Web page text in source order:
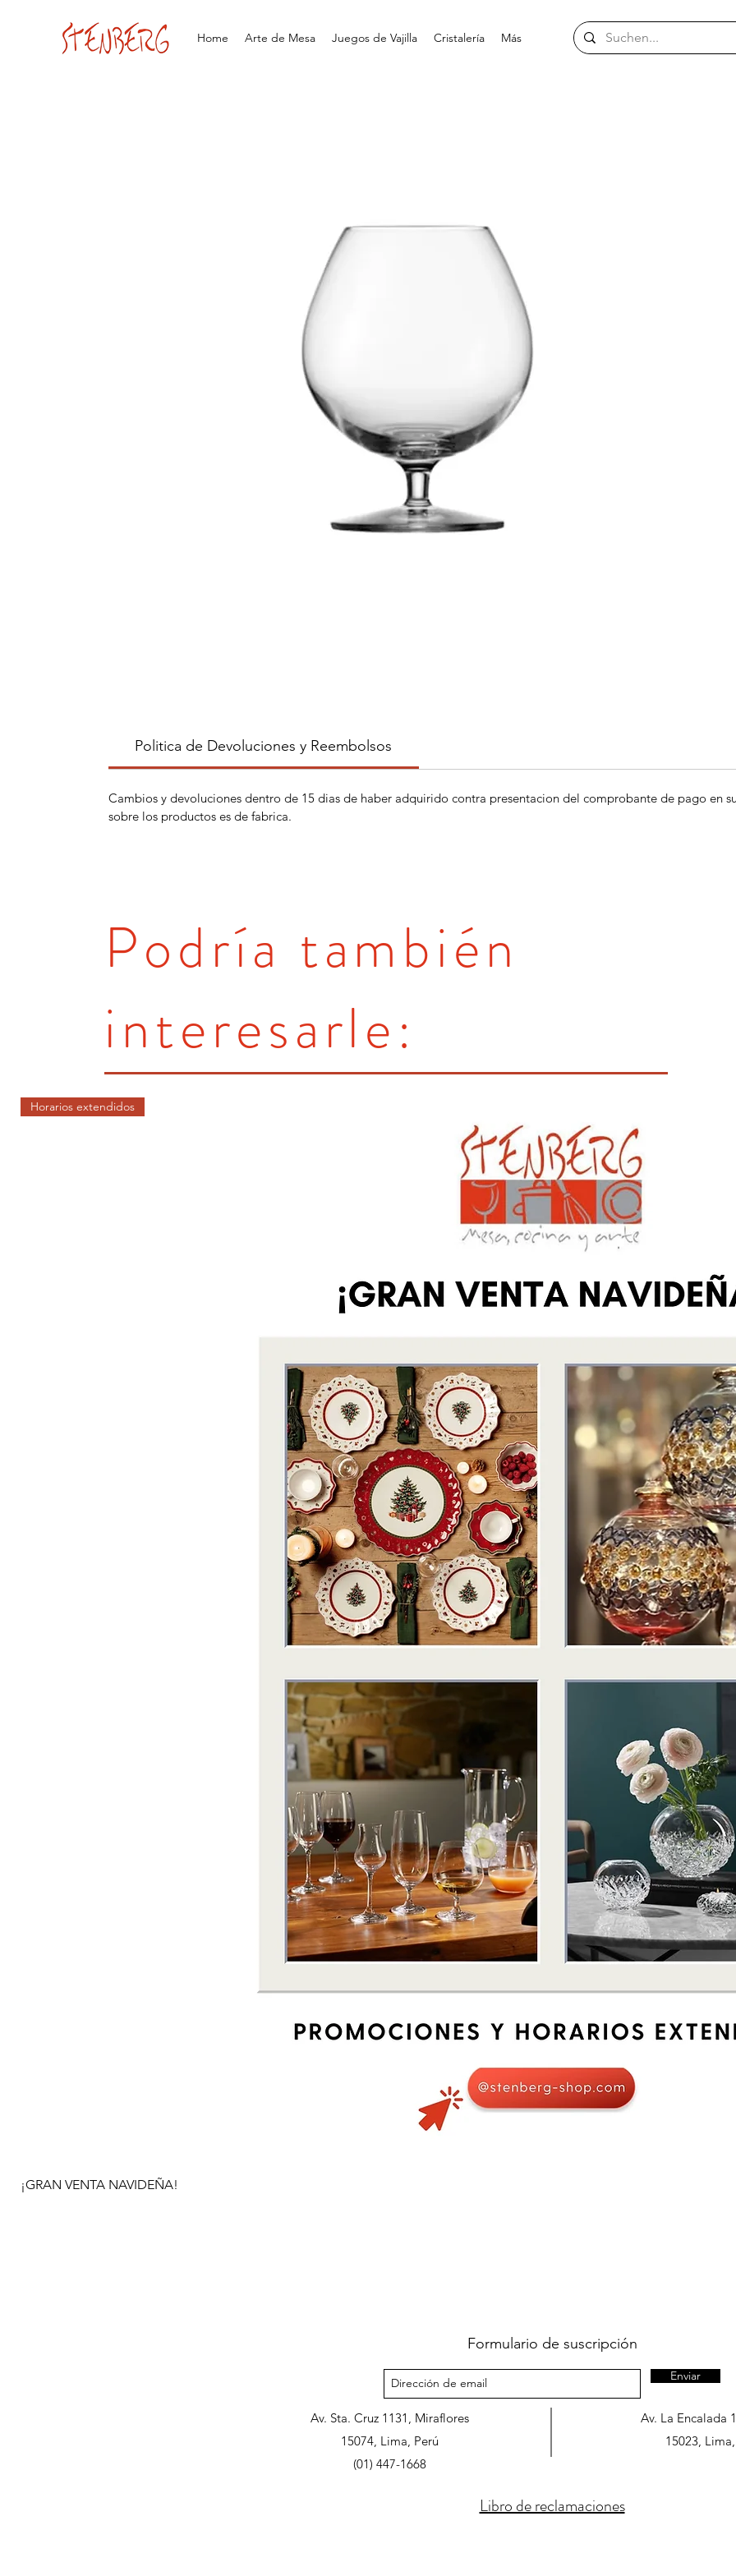
Home Arte de Mesa Juegos de Vajilla Cristalería Más
Politica de Devoluciones y Reembolsos
Cambios y devoluciones dentro de 15 dias de haber adquirido contra presentacion del comprobante de pago en
sobre los productos es de fabrica.
Horarios extendidos
¡GRAN VENTA NAVIDEÑA!
Podría también
interesarle:
Formulario de suscripción
Enviar
Av. Sta. Cruz 1131, Miraflores
15074, Lima, Perú
Av. La Encalada
15023,
(01) 447-1668
Libro de reclamaciones